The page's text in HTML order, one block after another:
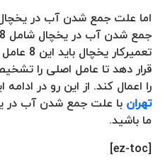
اما علت جمع شدن آب در
قرار دهد تا عامل اصلی را
را اعمال کند. از این رو در ادامه
تهران با علت جمع شدن آب در
ما باشید.
[ez-toc]